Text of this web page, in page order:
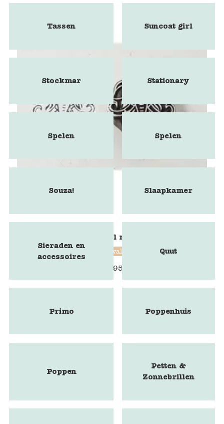
Blokstempel mammoet
Blockwallah
9,95
Tassen Suncoat girl
Stockmar Stationary
Spelen Spelen
Souza! Slaapkamer
Sieraden en
accessoires
Quut
Primo Poppenhuis
Poppen
Petten &
Zonnebrillen